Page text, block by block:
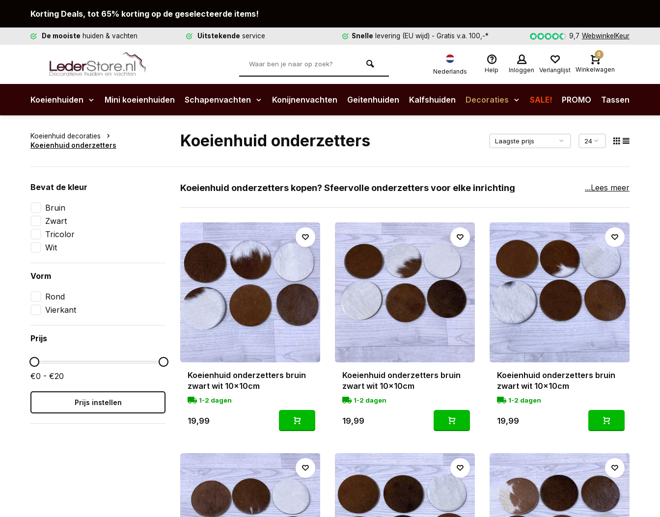
Korting Deals, tot 65% korting op de geselecteerde items!
De mooiste huiden & vachten Uitstekende service Snelle levering (EU wijd) - Gratis v.a. 100,-* 9,7 WebwinkelKeur
Nederlands Help Inloggen Verlanglijst
0
Winkelwagen
Koeienhuiden Mini koeienhuiden Schapenvachten Konijnenvachten Geitenhuiden Kalfshuiden Decoraties SALE! PROMO Tassen
Koeienhuid decoraties
Koeienhuid onderzetters
Koeienhuid onderzetters
Bevat de kleur
Bruin
Zwart
Tricolor
Wit
Vorm
Rond
Vierkant
Prijs
€0 - €20
Prijs instellen
Koeienhuid onderzetters kopen? Sfeervolle onderzetters voor elke inrichting
Koeienhuid onderzetters maken je interieur compleet en houden je tafel mooi schoon. Met hun unieke natuurlijke
tafel beschermen tegen kringen en vlekken. Ze zijn gestanst uit premium koeienhuiden en hebben een stevige lederen
onderlaag, zodat je echt solide, luxe onderzetters in huis haalt.
Een setje koeienhuid onderzetters is ook ideaal als cadeau, en mooi te combineren met een grote koeienhuid , een
mini
koeienhuidof bijpassendekoeienhuid kussens.
...Lees meer
Koeienhuid onderzetters bruin
zwart wit 10x10cm
1-2 dagen
19,99
Koeienhuid onderzetters bruin
zwart wit 10x10cm
1-2 dagen
19,99
Koeienhuid onderzetters bruin
zwart wit 10x10cm
1-2 dagen
19,99